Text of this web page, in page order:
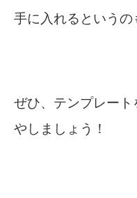
手に入れるというの
ぜひ、テンプレー
やしましょう！